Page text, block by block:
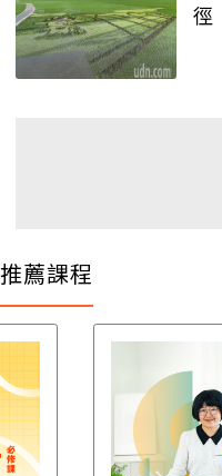
徑
推薦課程